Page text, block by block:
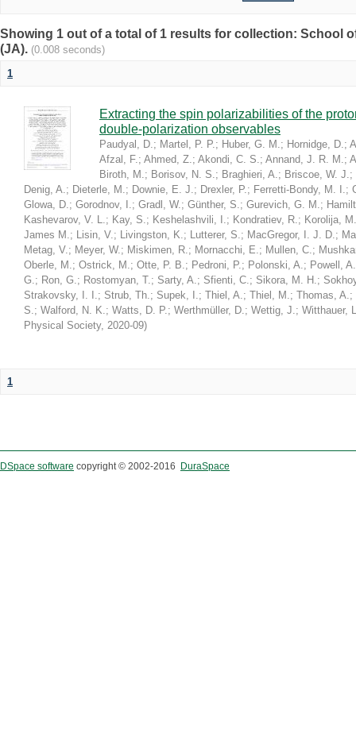
Showing 1 out of a total of 1 results for collection: School
(JA). (0.008 seconds)
1
Extracting the spin polarizabilities of the
double-polarization observables
Paudyal, D.; Martel, P. P.; Huber, G. M.; Hornidge, D.;
Afzal, F.; Ahmed, Z.; Akondi, C. S.; Annand, J. R. M.;
Biroth, M.; Borisov, N. S.; Braghieri, A.; Briscoe, W. J.;
Denig, A.; Dieterle, M.; Downie, E. J.; Drexler, P.; Ferretti-Bondy, M. I.;
Glowa, D.; Gorodnov, I.; Gradl, W.; Günther, S.; Gurevich, G. M.;
Kashevarov, V. L.; Kay, S.; Keshelashvili, I.; Kondratiev, R.; Korolija, M.
James M.; Lisin, V.; Livingston, K.; Lutterer, S.; MacGregor, I. J. D.;
Metag, V.; Meyer, W.; Miskimen, R.; Mornacchi, E.; Mullen, C.;
Oberle, M.; Ostrick, M.; Otte, P. B.; Pedroni, P.; Polonski, A.; Powell, A.
G.; Ron, G.; Rostomyan, T.; Sarty, A.; Sfienti, C.; Sikora, M. H.;
Strakovsky, I. I.; Strub, Th.; Supek, I.; Thiel, A.; Thiel, M.; Thomas, A.;
S.; Walford, N. K.; Watts, D. P.; Werthmüller, D.; Wettig, J.; Witthauer,
Physical Society, 2020-09)
1
DSpace software copyright © 2002-2016 DuraSpace